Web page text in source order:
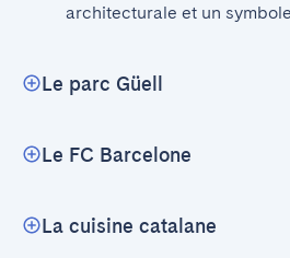
architecturale et un
Le parc Güell
Le FC Barcelone
La cuisine catalane